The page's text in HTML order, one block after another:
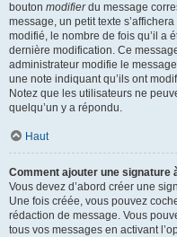
bouton modifierdu message
message, un petit texte
modifié, le nombre de fois qu’il a
dernière modification. Ce
administrateur modifie le
une note indiquant qu’ils ont
Notez que les utilisateurs ne
quelqu’un y a répondu.
Haut
Comment ajouter une signature
Vous devez d’abord créer une
Une fois créée, vous pouvez
rédaction de message. Vous
tous vos messages en activant